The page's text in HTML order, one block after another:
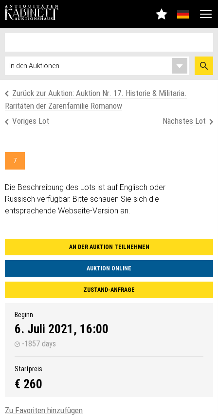
Zurück zur Auktion: Auktion Nr. 17. Historie & Militaria.
Raritäten der Zarenfamilie Romanow
Voriges Lot
Nächstes Lot
7
Die Beschreibung des Lots ist auf Englisch oder
Russisch verfügbar. Bitte schauen Sie sich die
entsprechende Webseite-Version an.
AN DER AUKTION TEILNEHMEN
AUKTION ONLINE
ZUSTAND-ANFRAGE
Beginn
6. Juli 2021, 16:00
-1857 days
Startpreis
€ 260
Zu Favoriten hinzufügen